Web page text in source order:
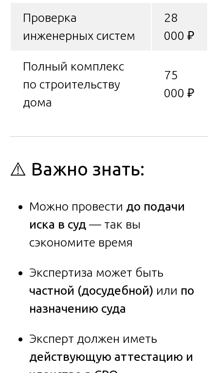
Проверка
инженерных систем
28
000 ₽
Полный комплекс
по строительству
дома
75
000 ₽
⚠️ Важно знать:
Можно провести до подачи
иска в суд — так вы
сэкономите время
Экспертиза может быть
частной (досудебной) или по
назначению суда
Эксперт должен иметь
действующую аттестацию и